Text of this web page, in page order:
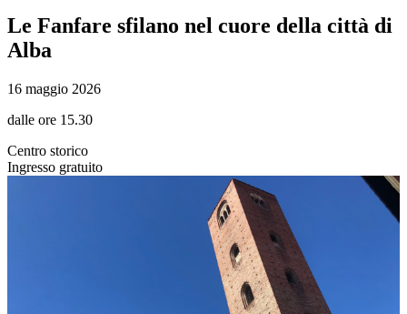
Le Fanfare sfilano nel cuore della città di
Alba
16 maggio 2026
dalle ore 15.30
Centro storico
Ingresso gratuito